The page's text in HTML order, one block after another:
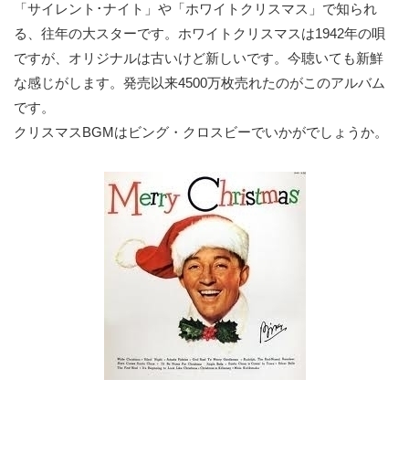
「サイレント･ナイト」や「ホワイトクリスマス」で知られ
る、往年の大スターです。ホワイトクリスマスは1942年の唄
ですが、オリジナルは古いけど新しいです。今聴いても新鮮
な感じがします。発売以来4500万枚売れたのがこのアルバム
です。
クリスマスBGMはビング・クロスビーでいかがでしょうか。